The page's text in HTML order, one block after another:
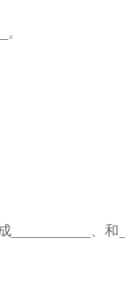
__________、和